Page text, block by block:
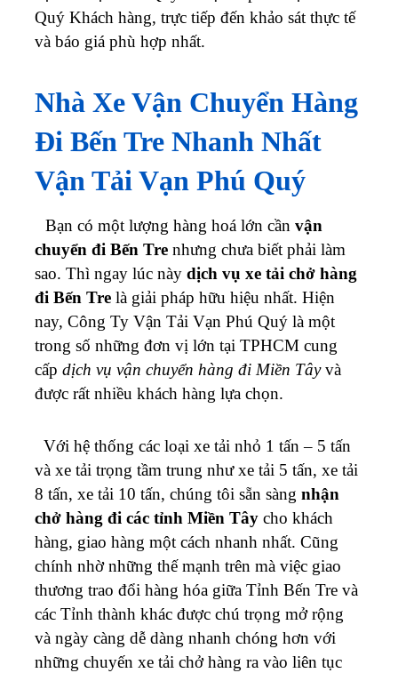
Quý Khách hàng, trực tiếp đến khảo sát thực tế
và báo giá phù hợp nhất.
Nhà Xe Vận Chuyển Hàng
Đi Bến Tre Nhanh Nhất
Vận Tải Vạn Phú Quý
Bạn có một lượng hàng hoá lớn cần vận
chuyển đi Bến Tre nhưng chưa biết phải làm
sao. Thì ngay lúc này dịch vụ xe tải chở hàng
đi Bến Tre là giải pháp hữu hiệu nhất. Hiện
nay, Công Ty Vận Tải Vạn Phú Quý là một
trong số những đơn vị lớn tại TPHCM cung
cấp dịch vụ vận chuyển hàng đi Miền Tâyvà
được rất nhiều khách hàng lựa chọn.
Với hệ thống các loại xe tải nhỏ 1 tấn – 5 tấn
và xe tải trọng tầm trung như xe tải 5 tấn, xe tải
8 tấn, xe tải 10 tấn, chúng tôi sẵn sàng nhận
chở hàng đi các tỉnh Miền Tây cho khách
hàng, giao hàng một cách nhanh nhất. Cũng
chính nhờ những thế mạnh trên mà việc giao
thương trao đổi hàng hóa giữa Tỉnh Bến Tre và
các Tỉnh thành khác được chú trọng mở rộng
và ngày càng dễ dàng nhanh chóng hơn với
những chuyến xe tải chở hàng ra vào liên tục